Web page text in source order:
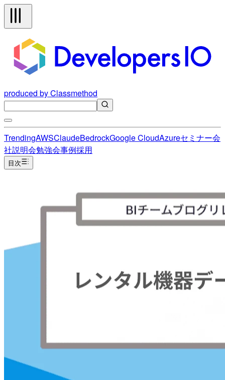
produced by Classmethod
TrendingAWSClaudeBedrockGoogle CloudAzureセミナー会
社説明会勉強会事例採用
目次